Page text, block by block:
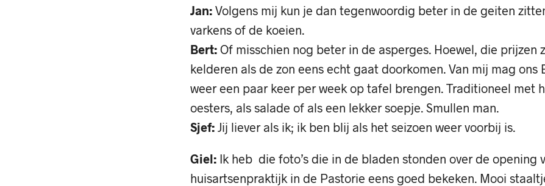
Jan: Volgens mij kun je dan tegenwoordig beter in de geiten
varkens of de koeien.
Bert: Of misschien nog beter in de asperges. Hoewel, die prijzen
kelderen als de zon eens echt gaat doorkomen. Van mij mag ons
weer een paar keer per week op tafel brengen. Traditioneel met
oesters, als salade of als een lekker soepje. Smullen man.
Sjef: Jij liever als ik; ik ben blij als het seizoen weer voorbij is.
Giel: Ik heb die foto’s die in de bladen stonden over de opening
huisartsenpraktijk in de Pastorie eens goed bekeken. Mooi